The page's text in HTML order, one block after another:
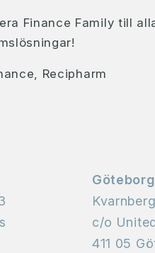
Finance Family till
Recipharm
Göteborg
c/o
411 05